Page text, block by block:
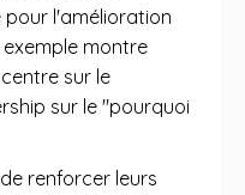
l'amélioration
montre
sur le
sur le "pourquoi
renforcer leurs